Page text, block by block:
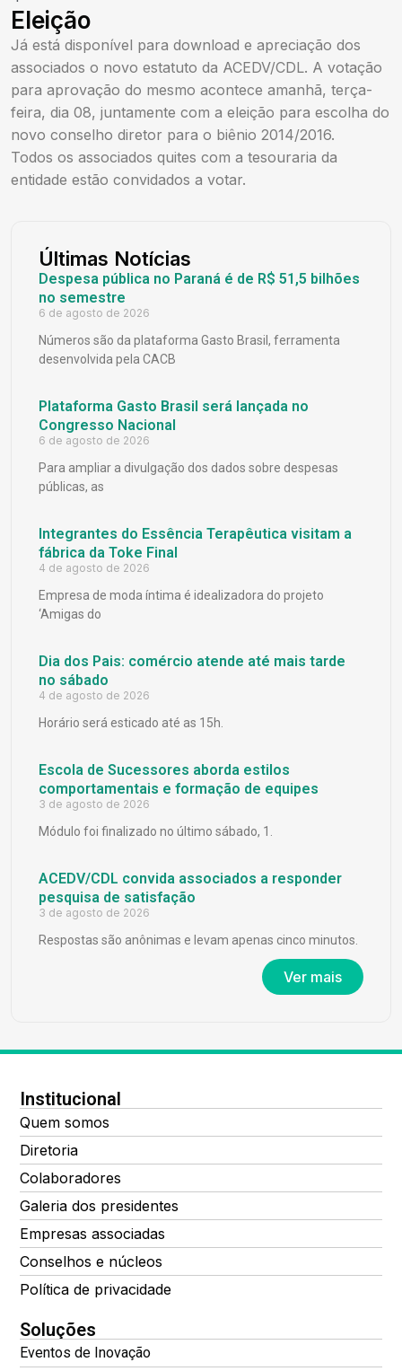
Eleição
Já está disponível para download e apreciação dos
associados o novo estatuto da ACEDV/CDL. A votação
para aprovação do mesmo acontece amanhã, terça-
feira, dia 08, juntamente com a eleição para escolha do
novo conselho diretor para o biênio 2014/2016.
Todos os associados quites com a tesouraria da
entidade estão convidados a votar.
Últimas Notícias
Despesa pública no Paraná é de R$ 51,5 bilhões
no semestre
6 de agosto de 2026
Números são da plataforma Gasto Brasil, ferramenta
desenvolvida pela CACB
Plataforma Gasto Brasil será lançada no
Congresso Nacional
6 de agosto de 2026
Para ampliar a divulgação dos dados sobre despesas
públicas, as
Integrantes do Essência Terapêutica visitam a
fábrica da Toke Final
4 de agosto de 2026
Empresa de moda íntima é idealizadora do projeto
‘Amigas do
Dia dos Pais: comércio atende até mais tarde
no sábado
4 de agosto de 2026
Horário será esticado até as 15h.
Escola de Sucessores aborda estilos
comportamentais e formação de equipes
3 de agosto de 2026
Módulo foi finalizado no último sábado, 1.
ACEDV/CDL convida associados a responder
pesquisa de satisfação
3 de agosto de 2026
Respostas são anônimas e levam apenas cinco minutos.
Ver mais
Institucional
Quem somos
Diretoria
Colaboradores
Galeria dos presidentes
Empresas associadas
Conselhos e núcleos
Política de privacidade
Soluções
Eventos de Inovação